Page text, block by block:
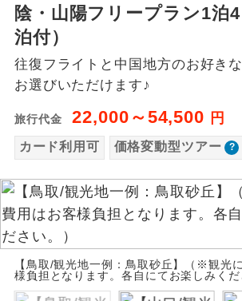
陰・山陽フリープラン1泊
泊付）
往復フライトと中国地方のお好き
お選びいただけます♪
旅行代金 22,000～54,500 円
カード利用可 価格変動型ツアー
【鳥取/観光地一例：鳥取砂丘】（※観光
様負担となります。各自にてお楽しみくだ
バスガイド乗
務
バスガイドが乗務し
新コース 初登場のコースです。
世界遺産
ユネスコに登録され
然遺産を訪ねるコー
絶景スポットに立ち
温泉 温泉地にも宿泊する
露天風呂
ご宿泊ホテルに露天
す。
よって料金が変動いたします
以下の注意事項をあらかじめご
ますようお願いいたします。
お支払いについて
お支払いは、クレジットカード
ります。
お申し込みの最後にクレジット
していただき、決済手続き完了
て、ご旅行の契約が成立となり
ご予約方法について